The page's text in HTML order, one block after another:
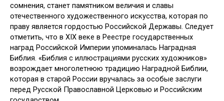
сомнения, станет памятником величия и славы
отечественного художественного искусства, которая по
праву является гордостью Российской Державы. Следует
отметить, что в XIX веке в Реестре государственных
наград Российской Империи упоминалась Наградная
Библия. «Библия с иллюстрациями русских художников»
возрождает многолетнюю традицию Наградной Библии,
которая в старой России вручалась за особые заслуги
перед Русской Православной Церковью и Российским